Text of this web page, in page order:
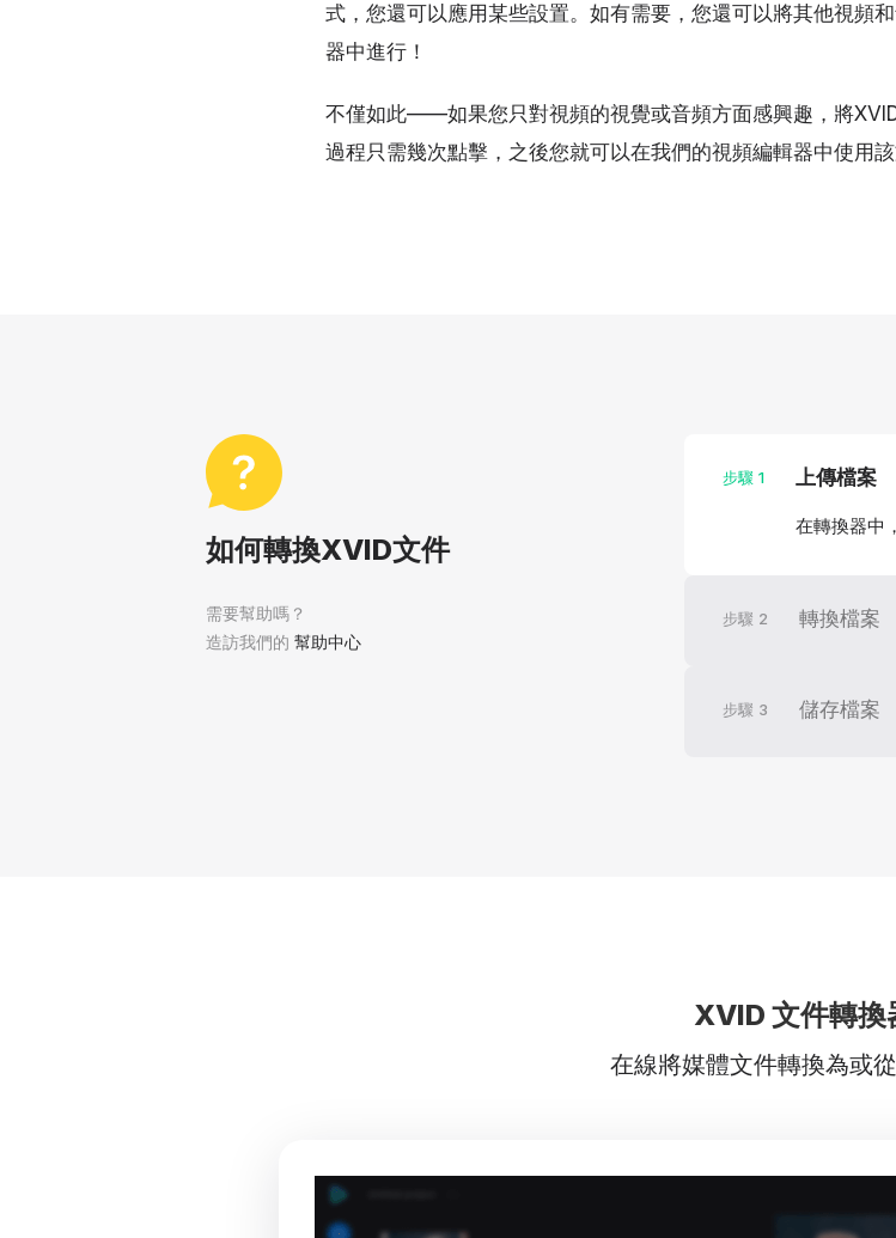
式，您還可以應用某些設置。如有需要，您還可以將其他視
器中進行！
不僅如此——如果您只對視頻的視覺或音頻方面感興趣，將
過程只需幾次點擊，之後您就可以在我們的視頻編輯器中使用該
如何轉換XVID文件
需要幫助嗎？
造訪我們的 幫助中心
步驟 1 上傳檔案
在轉換器中
步驟 2 轉換檔案
步驟 3 儲存檔案
XVID 文件轉換
在線將媒體文件轉換為或